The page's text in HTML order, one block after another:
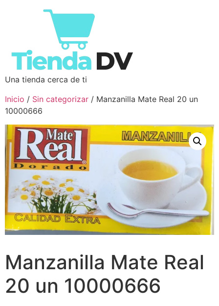
Una tienda cerca de ti
Inicio / Sin categorizar / Manzanilla Mate Real 20 un
10000666
Manzanilla Mate Real
20 un 10000666